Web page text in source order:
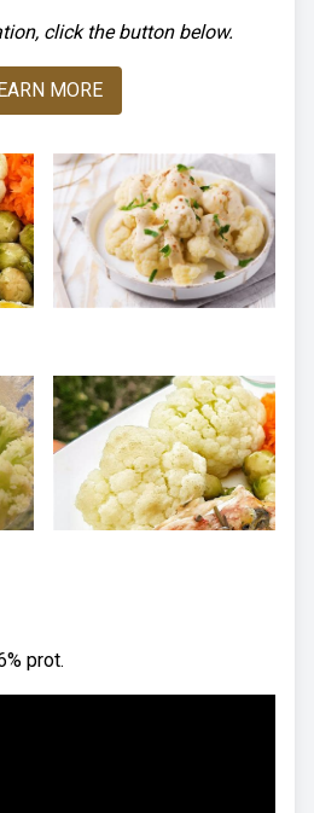
click the button below.
MORE
prot.